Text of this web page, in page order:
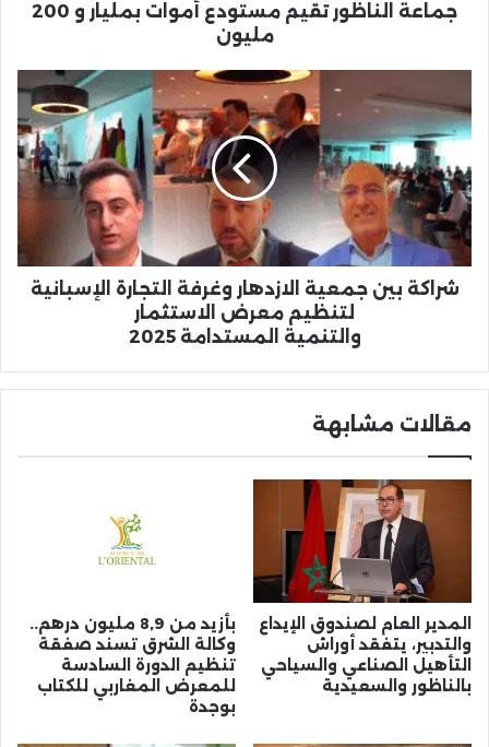
جماعة الناظور تقيم مستودع أموات بمليار و 200
مليون
بين
جمعية
الازدهار
وغرفة
التجارة
الإسبانية
لتنظيم
معرض
الاستثمار
والتنمية المستدامة 2025
شراكة بين جمعية الازدهار وغرفة التجارة الإسبانية
لتنظيم معرض الاستثمار
والتنمية المستدامة 2025
مقالات مشابهة
المدير العام لصندوق الإيداع
والتدبير، يتفقد أوراش
التأهيل الصناعي والسياحي
بالناظور والسعيدية
بأزيد من 8,9 مليون درهم..
وكالة الشرق تسند صفقة
تنظيم الدورة السادسة
للمعرض المغاربي للكتاب
بوجدة